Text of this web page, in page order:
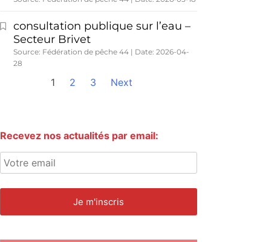
consultation publique sur l’eau –
Secteur Brivet
Source: Fédération de pêche 44
Date: 2026-04-
28
1 2 3 Next
Recevez nos actualités par email: